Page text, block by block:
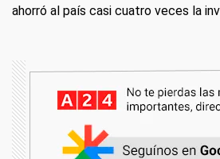
ahorró al país casi cuatro veces la